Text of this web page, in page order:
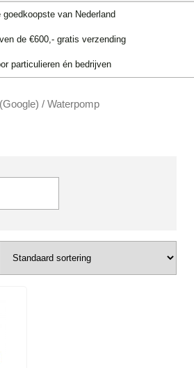
goedkoopste van Nederland
de €600,- gratis verzending
particulieren én bedrijven
/ Waterpomp